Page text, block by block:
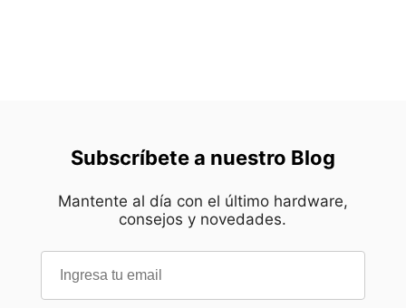
Subscríbete a nuestro Blog
Mantente al día con el último hardware,
consejos y novedades.